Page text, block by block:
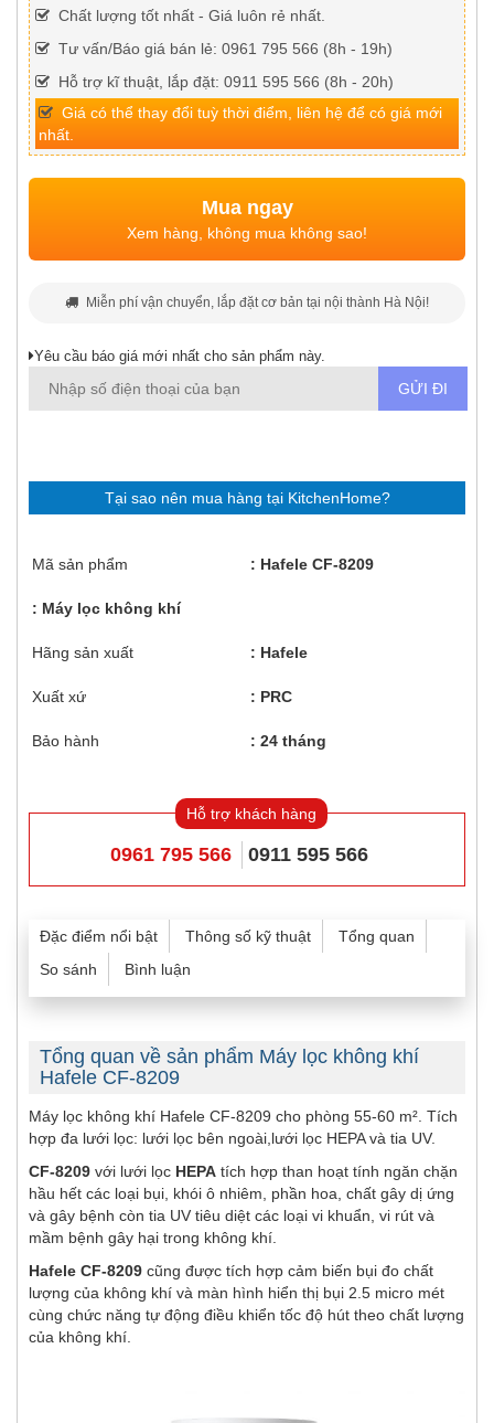
Chất lượng tốt nhất - Giá luôn rẻ nhất.
Tư vấn/Báo giá bán lẻ: 0961 795 566 (8h - 19h)
Hỗ trợ kĩ thuật, lắp đặt: 0911 595 566 (8h - 20h)
Giá có thể thay đổi tuỳ thời điểm, liên hệ để có giá mới
nhất.
Mua ngay
Xem hàng, không mua không sao!
Miễn phí vận chuyển, lắp đặt cơ bản tại nội thành Hà Nội!
Yêu cầu báo giá mới nhất cho sản phẩm này.
Tại sao nên mua hàng tại KitchenHome?
Mã sản phẩm Hafele CF-8209
Máy lọc không khí
Hãng sản xuất Hafele
Xuất xứ PRC
Bảo hành 24 tháng
Hỗ trợ khách hàng
0961 795 566 0911 595 566
Đặc điểm nổi bật Thông số kỹ thuật
Tổng quan
So sánh
Bình luận
Tổng quan về sản phẩm Máy lọc không khí
Hafele CF-8209
Máy lọc không khí Hafele CF-8209 cho phòng 55-60 m². Tích
hợp đa lưới lọc: lưới lọc bên ngoài,lưới lọc HEPA và tia UV.
CF-8209 với lưới lọc HEPA tích hợp than hoạt tính ngăn chặn
hầu hết các loại bụi, khói ô nhiêm, phần hoa, chất gây dị ứng
và gây bệnh còn tia UV tiêu diệt các loại vi khuẩn, vi rút và
mầm bệnh gây hại trong không khí.
Hafele CF-8209 cũng được tích hợp cảm biến bụi đo chất
lượng của không khí và màn hình hiển thị bụi 2.5 micro mét
cùng chức năng tự động điều khiển tốc độ hút theo chất lượng
của không khí.